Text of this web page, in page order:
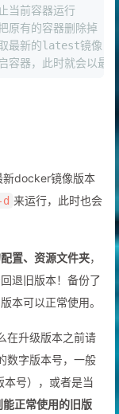
当前容器运行
原有的容器删除掉
最新的latest镜像
容器，此时就会以最
新docker镜像版本
来运行，此时也会
置、资源文件夹，
退旧版本！备份了
本可以正常使用。
在升级版本之前请
数字版本号，一般
号），或者是当
正常使用的旧版